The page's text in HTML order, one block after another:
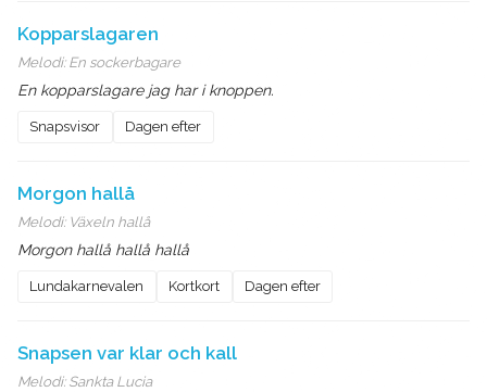
Kopparslagaren
Melodi: En sockerbagare
En kopparslagare jag har i knoppen.
Snapsvisor Dagen efter
Morgon hallå
Melodi: Växeln hallå
Morgon hallå hallå hallå
Lundakarnevalen Kortkort Dagen efter
Snapsen var klar och kall
Melodi: Sankta Lucia